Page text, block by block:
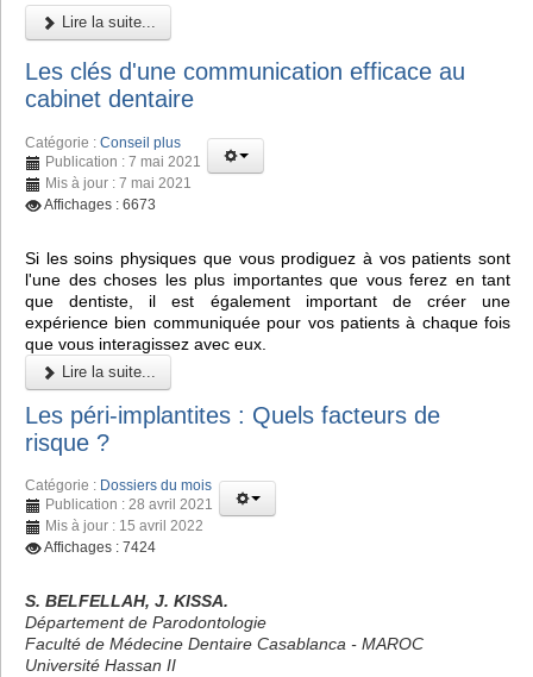
Lire la suite...
Les clés d'une communication efficace au
cabinet dentaire
Catégorie : Conseil plus
Publication : 7 mai 2021
Mis à jour : 7 mai 2021
Affichages : 6673
Si les soins physiques que vous prodiguez à vos patients sont
l'une des choses les plus importantes que vous ferez en tant
que dentiste, il est également important de créer une
expérience bien communiquée pour vos patients à chaque fois
que vous interagissez avec eux.
Lire la suite...
Les péri-implantites : Quels facteurs de
risque ?
Catégorie : Dossiers du mois
Publication : 28 avril 2021
Mis à jour : 15 avril 2022
Affichages : 7424
S. BELFELLAH, J. KISSA.
Département de Parodontologie
Faculté de Médecine Dentaire Casablanca - MAROC
Université Hassan II